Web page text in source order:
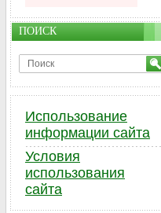
ПОИСК
Использование
информации сайта
Условия
использования
сайта